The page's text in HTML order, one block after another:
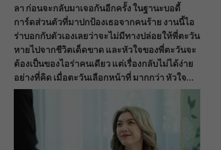
ลา ก่อนจะกลับมาเจอกันอีกครั้ง ในฐานะบอดี้
การ์ดส่วนตัวที่มาปกป้องเธอจากคนร้าย งานนี้ไอ
ร่าบอกกับตัวเองเลยว่าจะไม่มีทางปล่อยให้พี่ตะวัน
หายไปจากชีวิตเด็ดขาด และหัวใจของพี่ตะวันจะ
ต้องเป็นของไอร่าคนเดียว แต่เรื่องกลับไม่ได้ง่าย
อย่างที่คิด เมื่อตะวันเลือกหน้าที่ มากกว่า หัวใจ…